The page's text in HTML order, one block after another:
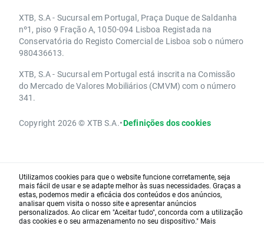
XTB, S.A - Sucursal em Portugal, Praça Duque de Saldanha
nº1, piso 9 Fração A, 1050-094 Lisboa Registada na
Conservatória do Registo Comercial de Lisboa sob o número
980436613.
XTB, S.A - Sucursal em Portugal está inscrita na Comissão
do Mercado de Valores Mobiliários (CMVM) com o número
341.
Copyright 2026 © XTB S.A.•Definições dos cookies
Utilizamos cookies para que o website funcione corretamente, seja
mais fácil de usar e se adapte melhor às suas necessidades. Graças a
estas, podemos medir a eficácia dos conteúdos e dos anúncios,
analisar quem visita o nosso site e apresentar anúncios
personalizados. Ao clicar em "Aceitar tudo", concorda com a utilização
das cookies e o seu armazenamento no seu dispositivo." Mais